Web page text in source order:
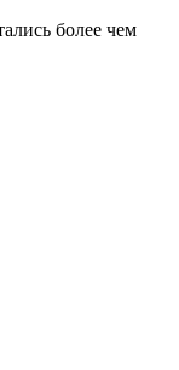
более чем